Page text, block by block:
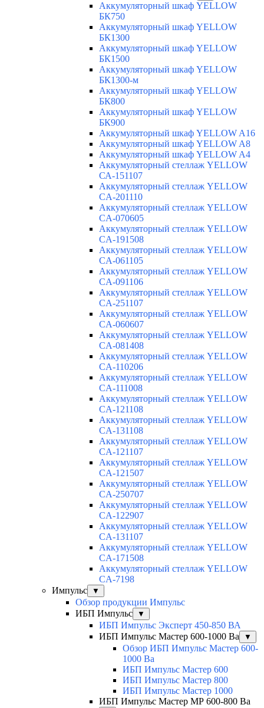
Аккумуляторный шкаф YELLOW
БК750
Аккумуляторный шкаф YELLOW
БК1300
Аккумуляторный шкаф YELLOW
БК1500
Аккумуляторный шкаф YELLOW
БК1300-м
Аккумуляторный шкаф YELLOW
БК800
Аккумуляторный шкаф YELLOW
БК900
Аккумуляторный шкаф YELLOW A16
Аккумуляторный шкаф YELLOW A8
Аккумуляторный шкаф YELLOW A4
Аккумуляторный стеллаж YELLOW
СА-151107
Аккумуляторный стеллаж YELLOW
CA-201110
Аккумуляторный стеллаж YELLOW
CA-070605
Аккумуляторный стеллаж YELLOW
CA-191508
Аккумуляторный стеллаж YELLOW
CA-061105
Аккумуляторный стеллаж YELLOW
CA-091106
Аккумуляторный стеллаж YELLOW
CA-251107
Аккумуляторный стеллаж YELLOW
CA-060607
Аккумуляторный стеллаж YELLOW
CA-081408
Аккумуляторный стеллаж YELLOW
CA-110206
Аккумуляторный стеллаж YELLOW
CA-111008
Аккумуляторный стеллаж YELLOW
CA-121108
Аккумуляторный стеллаж YELLOW
CA-131108
Аккумуляторный стеллаж YELLOW
CA-121107
Аккумуляторный стеллаж YELLOW
CA-121507
Аккумуляторный стеллаж YELLOW
CA-250707
Аккумуляторный стеллаж YELLOW
CA-122907
Аккумуляторный стеллаж YELLOW
CA-131107
Аккумуляторный стеллаж YELLOW
CA-171508
Аккумуляторный стеллаж YELLOW
CA-7198
Импульс
▼
Обзор продукции Импульс
ИБП Импульс
▼
ИБП Импульс Эксперт 450-850 ВА
ИБП Импульс Мастер 600-1000 Ва
▼
Обзор ИБП Импульс Мастер 600-
1000 Ва
ИБП Импульс Мастер 600
ИБП Импульс Мастер 800
ИБП Импульс Мастер 1000
ИБП Импульс Мастер МР 600-800 Ва